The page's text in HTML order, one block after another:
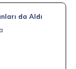
da Aldı